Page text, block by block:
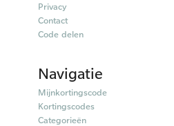
Privacy
Contact
Code delen
Navigatie
Mijnkortingscode
Kortingscodes
Categorieën